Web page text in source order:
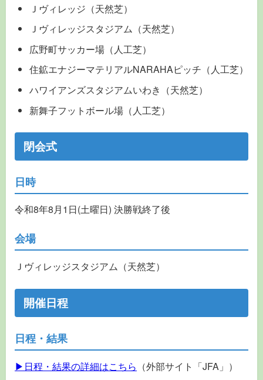
Ｊヴィレッジ（天然芝）
Ｊヴィレッジスタジアム（天然芝）
広野町サッカー場（人工芝）
住鉱エナジーマテリアルNARAHAピッチ（人工芝）
ハワイアンズスタジアムいわき（天然芝）
新舞子フットボール場（人工芝）
閉会式
日時
令和8年8月1日(土曜日) 決勝戦終了後
会場
Ｊヴィレッジスタジアム（天然芝）
開催日程
日程・結果
▶日程・結果の詳細はこちら （外部サイト「JFA」）